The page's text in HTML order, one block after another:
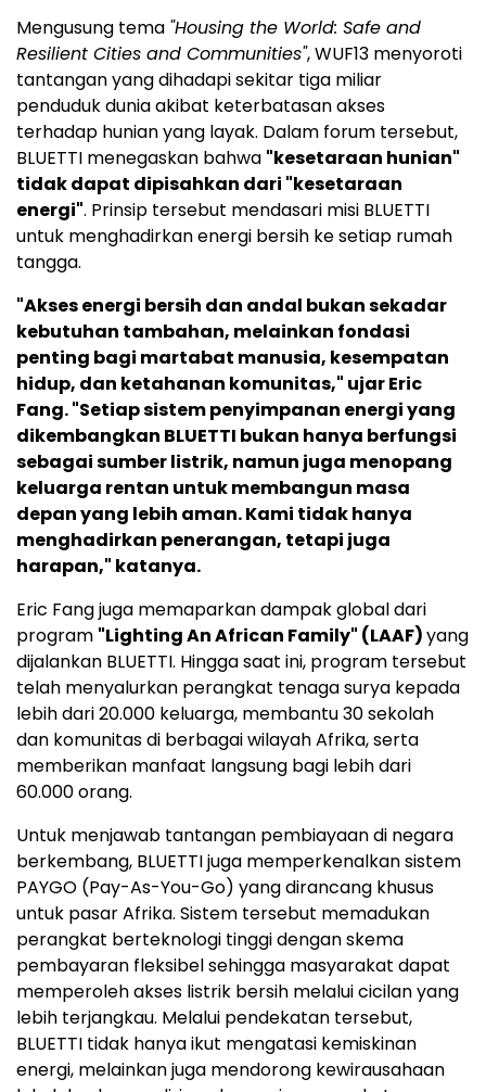
Mengusung tema "Housing the World: Safe and
Resilient Cities and Communities", WUF13 menyoroti
tantangan yang dihadapi sekitar tiga miliar
penduduk dunia akibat keterbatasan akses
terhadap hunian yang layak. Dalam forum tersebut,
BLUETTI menegaskan bahwa "kesetaraan hunian"
tidak dapat dipisahkan dari "kesetaraan
energi". Prinsip tersebut mendasari misi BLUETTI
untuk menghadirkan energi bersih ke setiap rumah
tangga.
"Akses energi bersih dan andal bukan sekadar
kebutuhan tambahan, melainkan fondasi
penting bagi martabat manusia, kesempatan
hidup, dan ketahanan komunitas," ujar Eric
Fang. "Setiap sistem penyimpanan energi yang
dikembangkan BLUETTI bukan hanya berfungsi
sebagai sumber listrik, namun juga menopang
keluarga rentan untuk membangun masa
depan yang lebih aman. Kami tidak hanya
menghadirkan penerangan, tetapi juga
harapan," katanya.
Eric Fang juga memaparkan dampak global dari
program "Lighting An African Family" (LAAF)yang
dijalankan BLUETTI. Hingga saat ini, program tersebut
telah menyalurkan perangkat tenaga surya kepada
lebih dari 20.000 keluarga, membantu 30 sekolah
dan komunitas di berbagai wilayah Afrika, serta
memberikan manfaat langsung bagi lebih dari
60.000 orang.
Untuk menjawab tantangan pembiayaan di negara
berkembang, BLUETTI juga memperkenalkan sistem
PAYGO (Pay-As-You-Go) yang dirancang khusus
untuk pasar Afrika. Sistem tersebut memadukan
perangkat berteknologi tinggi dengan skema
pembayaran fleksibel sehingga masyarakat dapat
memperoleh akses listrik bersih melalui cicilan yang
lebih terjangkau. Melalui pendekatan tersebut,
BLUETTI tidak hanya ikut mengatasi kemiskinan
energi, melainkan juga mendorong kewirausahaan